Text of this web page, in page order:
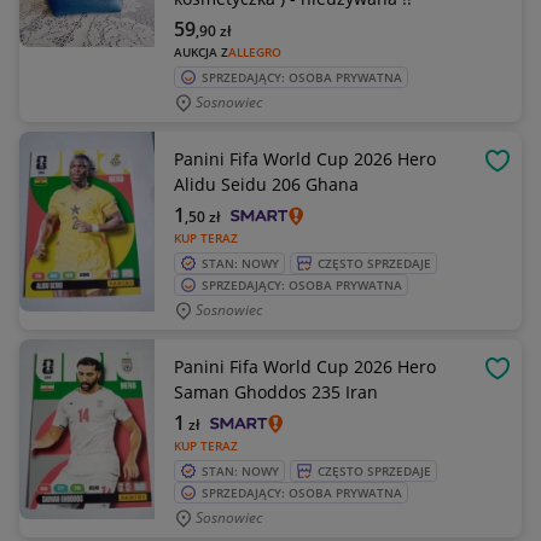
AUKCJA ZALLEGRO
59,90zł
SPRZEDAJĄCY: OSOBA PRYWATNA
Sosnowiec
Panini Fifa World Cup 2026 Hero
Alidu Seidu 206 Ghana
KUP TERAZ
1 ,50zł
STAN: NOWY
CZĘSTO SPRZEDAJE
SPRZEDAJĄCY: OSOBA PRYWATNA
Sosnowiec
Panini Fifa World Cup 2026 Hero
Saman Ghoddos 235 Iran
KUP TERAZ
1 zł
STAN: NOWY
CZĘSTO SPRZEDAJE
SPRZEDAJĄCY: OSOBA PRYWATNA
Sosnowiec